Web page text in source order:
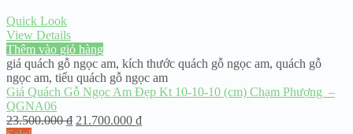
Quick Look
View Details
Thêm vào giỏ hàng
giá quách gỗ ngọc am, kích thước quách gỗ ngọc am, quách gỗ
ngọc am, tiểu quách gỗ ngọc am
Giá Quách Gỗ Ngọc Am Đẹp Kt 10-10-10 (cm) Chạm Phượng –
QGNA06
23.500.000₫ 21.700.000 ₫